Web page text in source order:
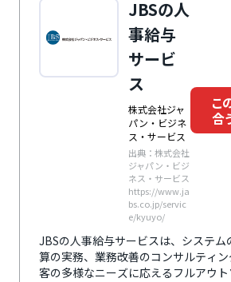
JBSの人
事給与
サービ
ス
株式会社ジャ
パン・ビジネ
ス・サービス
出典：株式会社
ジャパン・ビジ
ネス・サービス
https://www.ja
bs.co.jp/servic
e/kyuyo/
こ
合
JBSの人事給与サービスは、システ
算の実務、業務改善のコンサルティ
客の多様なニーズに応えるフルアウ